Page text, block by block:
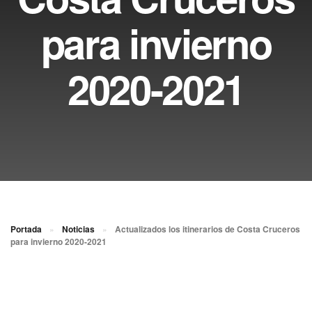
para invierno
2020-2021
Portada » Noticias »
Actualizados los itinerarios de Costa Cruceros
para invierno 2020-2021